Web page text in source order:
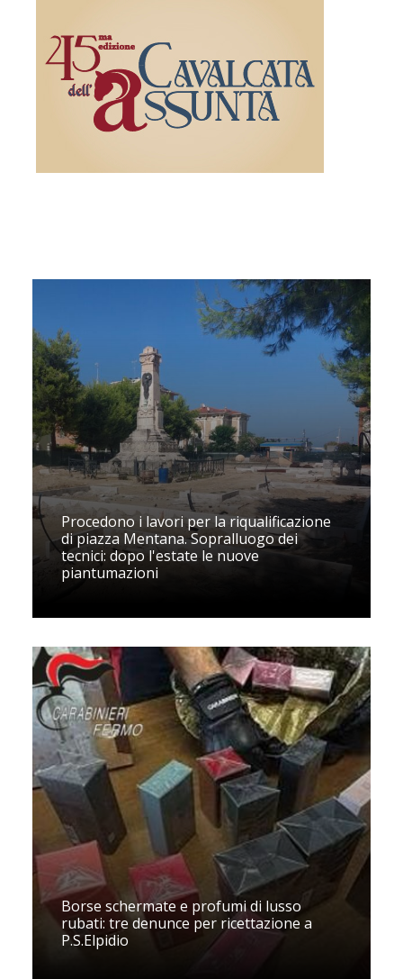
Procedono i lavori per la riqualificazione
di piazza Mentana. Sopralluogo dei
tecnici: dopo l'estate le nuove
piantumazioni
Borse schermate e profumi di lusso
rubati: tre denunce per ricettazione a
P.S.Elpidio